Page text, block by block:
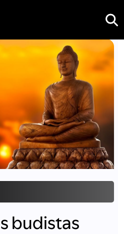
budistas